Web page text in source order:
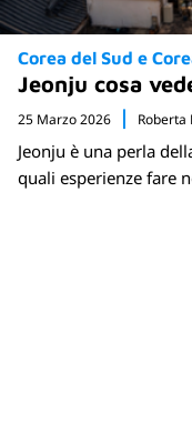
Corea del Sud e
Jeonju cosa
25 Marzo 2026 Roberta
Jeonju è una perla
quali esperienze fare